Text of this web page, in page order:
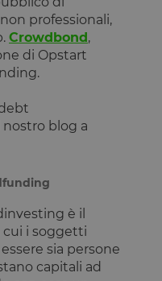
professionali,
Crowdbond,
di Opstart
blog a
è il
i soggetti
sia persone
capitali ad